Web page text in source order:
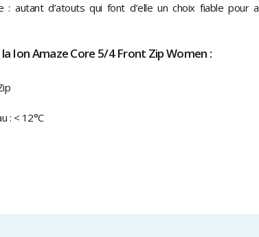
: autant d’atouts qui font d’elle un choix fiable pour
Ion Amaze Core 5/4 Front Zip Women :
: < 12°C